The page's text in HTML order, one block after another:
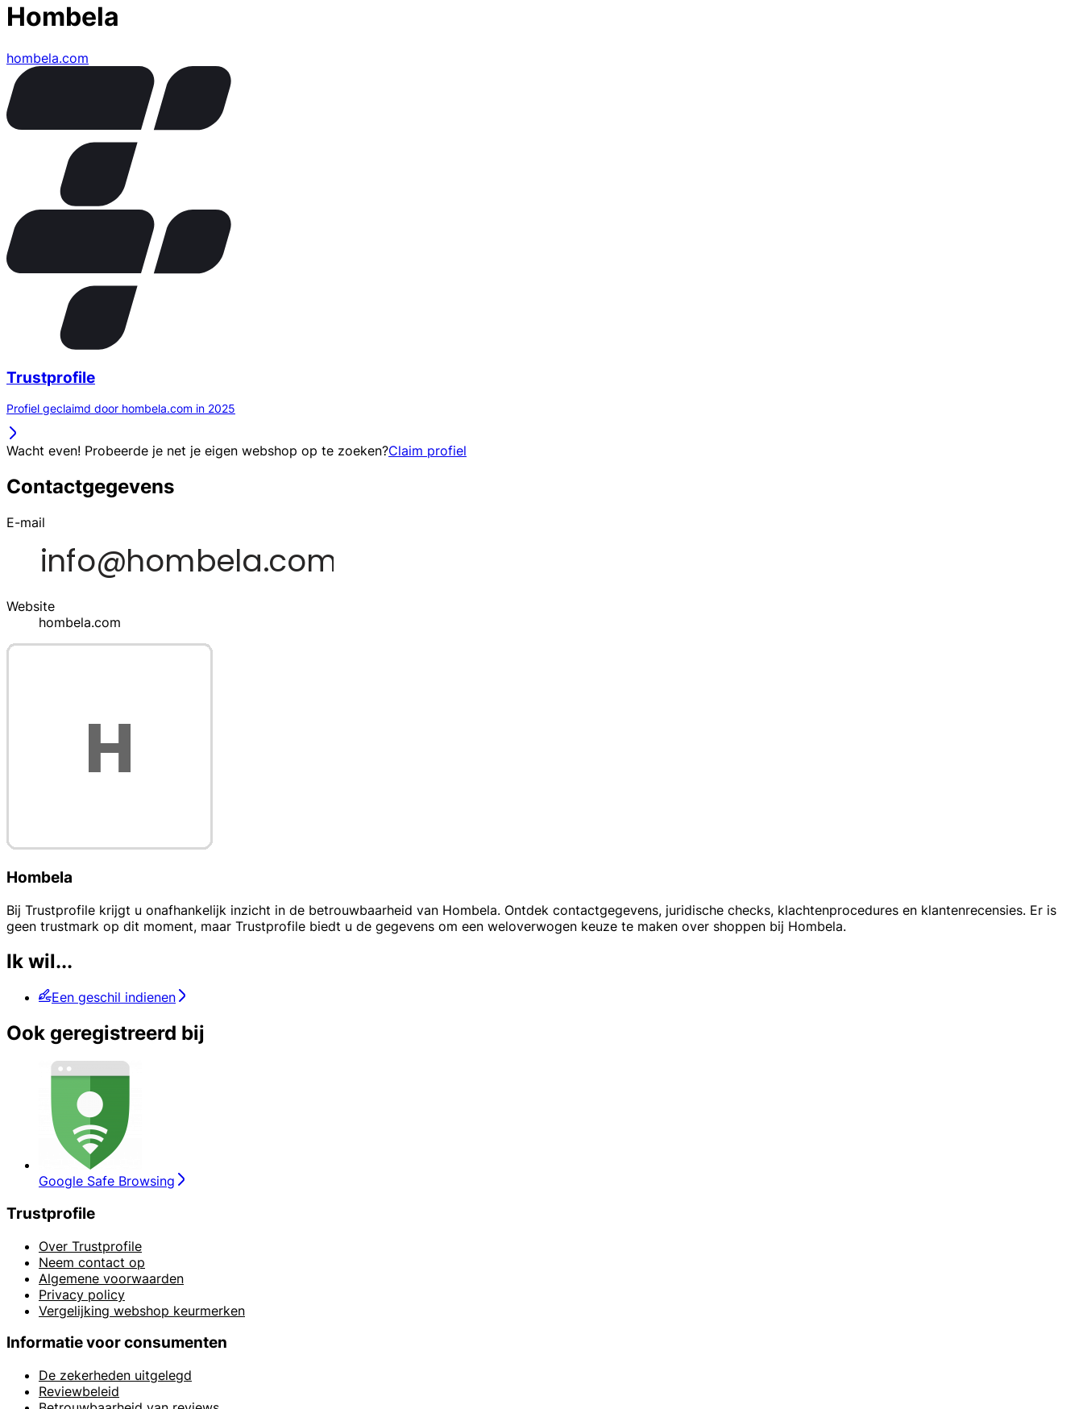
Hombela
hombela.com
Trustprofile
Profiel geclaimd door hombela.com in 2025
Wacht even! Probeerde je net je eigen webshop op te zoeken?Claim profiel
Contactgegevens
E-mail
Website
hombela.com
Hombela
Bij Trustprofile krijgt u onafhankelijk inzicht in de betrouwbaarheid van Hombela. Ontdek contactgegevens, juridische checks, klachtenprocedures en klantenrecensies. Er is
geen trustmark op dit moment, maar Trustprofile biedt u de gegevens om een weloverwogen keuze te maken over shoppen bij Hombela.
Ik wil...
Een geschil indienen
Ook geregistreerd bij
Google Safe Browsing
Trustprofile
Over Trustprofile
Neem contact op
Algemene voorwaarden
Privacy policy
Vergelijking webshop keurmerken
Informatie voor consumenten
De zekerheden uitgelegd
Reviewbeleid